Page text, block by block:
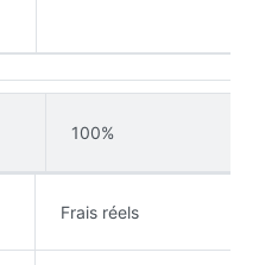
100%
Frais réels